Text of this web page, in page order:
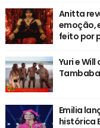
Anitta
emoção,
feito por
Yuri e
Emilia
histórica